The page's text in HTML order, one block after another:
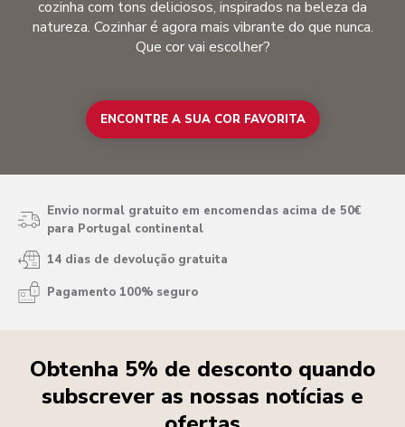
cozinha com tons deliciosos, inspirados na beleza da
natureza. Cozinhar é agora mais vibrante do que nunca.
Que cor vai escolher?
ENCONTRE A SUA COR FAVORITA
Envio normal gratuito em encomendas acima de 50€
para Portugal continental
14 dias de devolução gratuita
Pagamento 100% seguro
Obtenha 5% de desconto quando
subscrever as nossas notícias e